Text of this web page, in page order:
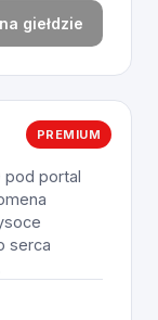
giełdzie
PREMIUM
pod portal
serca